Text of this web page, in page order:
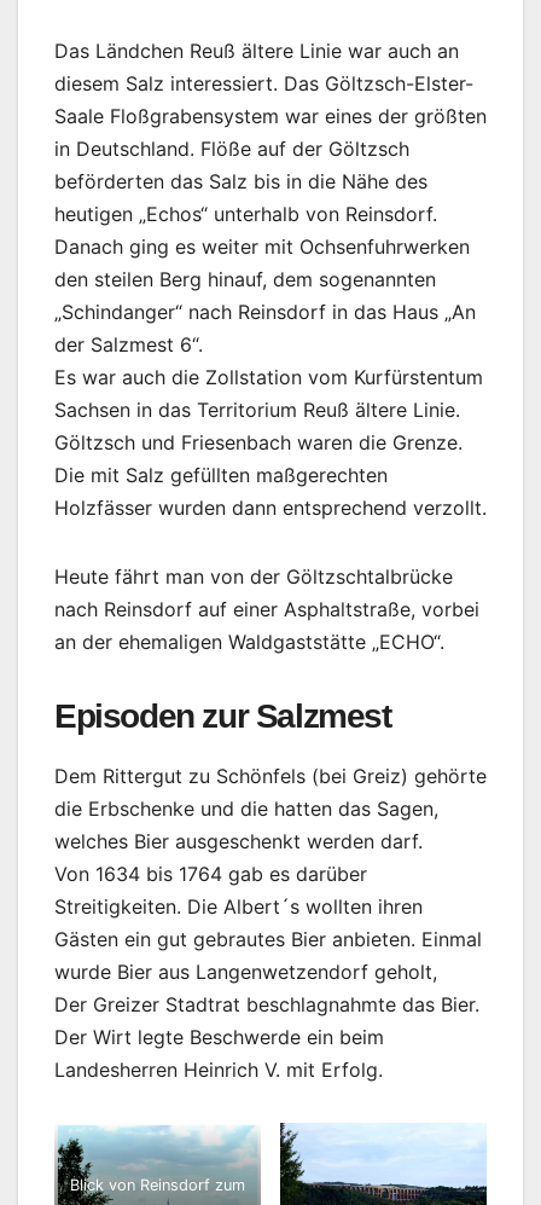
Das Ländchen Reuß ältere Linie war auch an
diesem Salz interessiert. Das Göltzsch-Elster-
Saale Floßgrabensystem war eines der größten
in Deutschland. Flöße auf der Göltzsch
beförderten das Salz bis in die Nähe des
heutigen „Echos“ unterhalb von Reinsdorf.
Danach ging es weiter mit Ochsenfuhrwerken
den steilen Berg hinauf, dem sogenannten
„Schindanger“ nach Reinsdorf in das Haus „An
der Salzmest 6“.
Es war auch die Zollstation vom Kurfürstentum
Sachsen in das Territorium Reuß ältere Linie.
Göltzsch und Friesenbach waren die Grenze.
Die mit Salz gefüllten maßgerechten
Holzfässer wurden dann entsprechend verzollt.
Heute fährt man von der Göltzschtalbrücke
nach Reinsdorf auf einer Asphaltstraße, vorbei
an der ehemaligen Waldgaststätte „ECHO“.
Episoden zur Salzmest
Dem Rittergut zu Schönfels (bei Greiz) gehörte
die Erbschenke und die hatten das Sagen,
welches Bier ausgeschenkt werden darf.
Von 1634 bis 1764 gab es darüber
Streitigkeiten. Die Albert´s wollten ihren
Gästen ein gut gebrautes Bier anbieten. Einmal
wurde Bier aus Langenwetzendorf geholt,
Der Greizer Stadtrat beschlagnahmte das Bier.
Der Wirt legte Beschwerde ein beim
Landesherren Heinrich V. mit Erfolg.
Blick von Reinsdorf zum